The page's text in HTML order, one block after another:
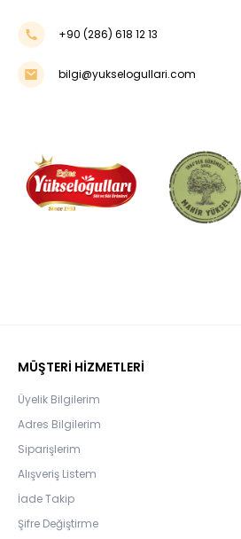
+90 (286) 618 12 13
bilgi@yukselogullari.com
MÜŞTERİ HİZMETLERİ
Üyelik Bilgilerim
Adres Bilgilerim
Siparişlerim
Alışveriş Listem
İade Takip
Şifre Değiştirme